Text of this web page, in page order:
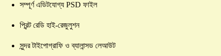
সম্পূর্ণ এডিটযোগ্য PSD ফাইল
প্রিন্ট রেডি হাই-রেজুলুশন
সুন্দর টাইপোগ্রাফি ও ব্যালান্সড লেআউট